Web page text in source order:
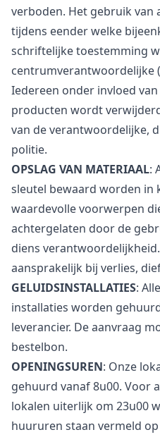
verboden. Het gebruik van
tijdens eender welke
schriftelijke toestemming
centrumverantwoordelijke
Iedereen onder invloed
producten wordt
van de verantwoordelijke,
politie.
OPSLAG VAN MATERIAAL:
sleutel bewaard worden in
waardevolle voorwerpen
achtergelaten door de
diens
aansprakelijk bij verlies,
GELUIDSINSTALLATIES:
installaties worden
leverancier. De aanvraag
bestelbon.
OPENINGSUREN: Onze
gehuurd vanaf 8u00. Voor
lokalen uiterlijk om 23u00
huururen staan vermeld